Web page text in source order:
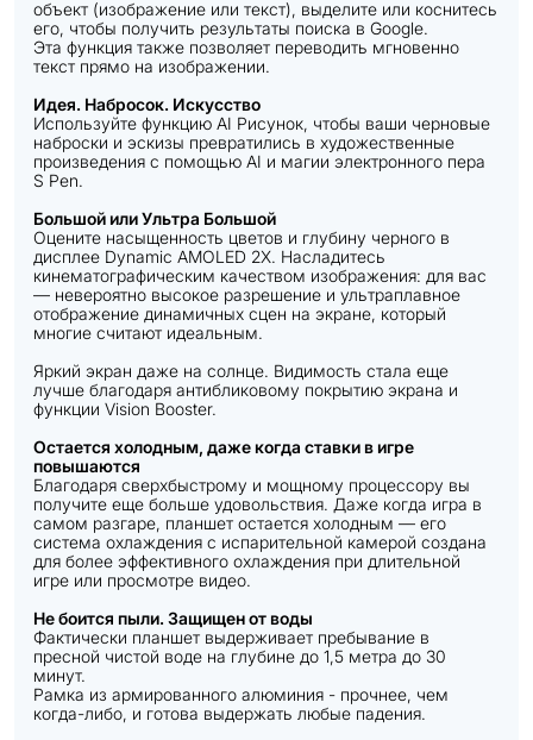
объект (изображение или текст), выделите или коснитесь
его, чтобы получить результаты поиска в Google.
Эта функция также позволяет переводить мгновенно
текст прямо на изображении.
Идея. Набросок. Искусство
Используйте функцию AI Рисунок, чтобы ваши черновые
наброски и эскизы превратились в художественные
произведения с помощью AI и магии электронного пера
S Pen.
Большой или Ультра Большой
Оцените насыщенность цветов и глубину черного в
дисплее Dynamic AMOLED 2X. Насладитесь
кинематографическим качеством изображения: для вас
— невероятно высокое разрешение и ультраплавное
отображение динамичных сцен на экране, который
многие считают идеальным.
Яркий экран даже на солнце. Видимость стала еще
лучше благодаря антибликовому покрытию экрана и
функции Vision Booster.
Остается холодным, даже когда ставки в игре
повышаются
Благодаря сверхбыстрому и мощному процессору вы
получите еще больше удовольствия. Даже когда игра в
самом разгаре, планшет остается холодным — его
система охлаждения с испарительной камерой создана
для более эффективного охлаждения при длительной
игре или просмотре видео.
Не боится пыли. Защищен от воды
Фактически планшет выдерживает пребывание в
пресной чистой воде на глубине до 1,5 метра до 30
минут.
Рамка из армированного алюминия - прочнее, чем
когда-либо, и готова выдержать любые падения.